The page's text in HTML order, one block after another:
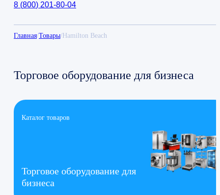
8 (800) 201-80-04
Главная/Товары/ Hamilton Beach
Торговое оборудование для бизнеса
Каталог товаров
Торговое оборудование для
бизнеса